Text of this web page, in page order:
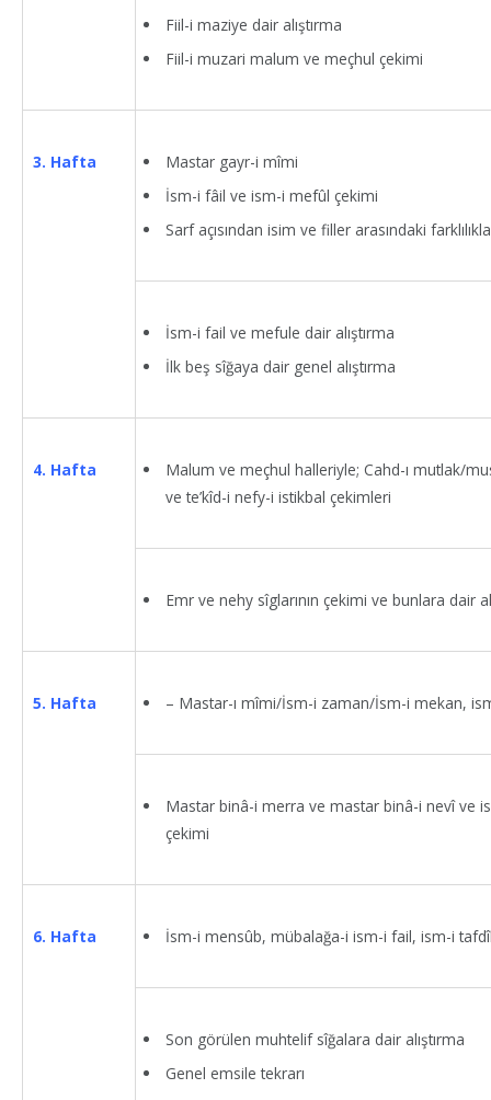
Fiil-i maziye dair alıştırma
Fiil-i muzari malum ve meçhul çekimi
3. Hafta
Mastar gayr-i mîmi
İsm-i fâil ve ism-i mefûl çekimi
Sarf açısından isim ve filler arasındaki
İsm-i fail ve mefule dair alıştırma
İlk beş sîğaya dair genel alıştırma
4. Hafta
Malum ve meçhul halleriyle; Cahd-ı mutlak/
ve te’kîd-i nefy-i istikbal çekimleri
Emr ve nehy sîglarının çekimi ve bunlara dair
5. Hafta – Mastar-ı mîmi/İsm-i zaman/İsm-i mekan,
Mastar binâ-i merra ve mastar binâ-i nevî ve
çekimi
6. Hafta İsm-i mensûb, mübalağa-i ism-i fail, ism-i
Son görülen muhtelif sîğalara dair alıştırma
Genel emsile tekrarı